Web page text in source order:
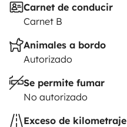
Carnet de conducir
Carnet B
Animales a bordo
Autorizado
Se permite fumar
No autorizado
Exceso de kilometraje